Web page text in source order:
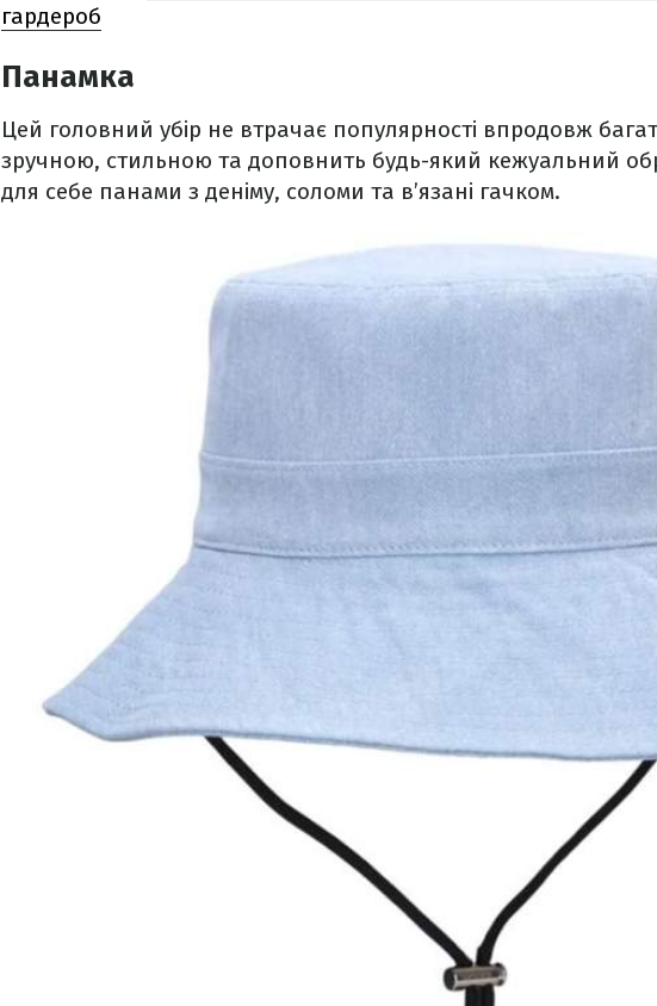
гардероб
Панамка
Цей головний убір не втрачає популярності впродовж
зручною, стильною та доповнить будь-який кежуальний
для себе панами з деніму, соломи та в’язані гачком.